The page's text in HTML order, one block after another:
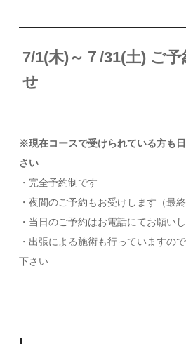
7/1(木)～７/31(土) ご
せ
※現在コースで受けられている方も
さい
・完全予約制です
・夜間のご予約もお受けします（最
・当日のご予約はお電話にてお願い
・出張による施術も行っていますの
下さい